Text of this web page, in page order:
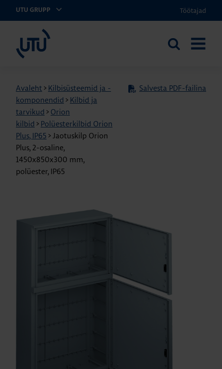
UTU GRUPP Töötajad
Otsi
Avaleht > Kilbisüsteemid ja -
komponendid > Kilbid ja
tarvikud > Orion
kilbid > Polüesterkilbid Orion
Plus, IP65 >Jaotuskilp Orion
Plus, 2-osaline,
1450x850x300 mm,
polüester, IP65
Salvesta PDF-failina